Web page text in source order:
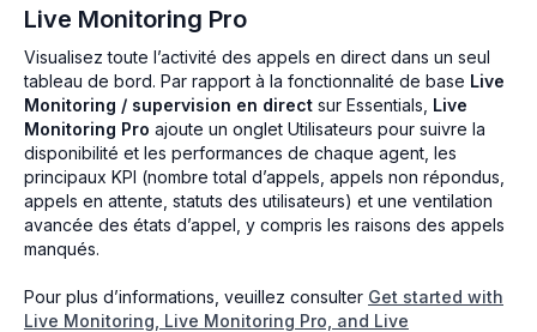
Live Monitoring Pro
Visualisez toute l’activité des appels en direct dans un seul
tableau de bord. Par rapport à la fonctionnalité de base Live
Monitoring / supervision en direct sur Essentials, Live
Monitoring Pro ajoute un onglet Utilisateurs pour suivre la
disponibilité et les performances de chaque agent, les
principaux KPI (nombre total d’appels, appels non répondus,
appels en attente, statuts des utilisateurs) et une ventilation
avancée des états d’appel, y compris les raisons des appels
manqués.
Pour plus d’informations, veuillez consulter Get started with
Live Monitoring, Live Monitoring Pro, and Live